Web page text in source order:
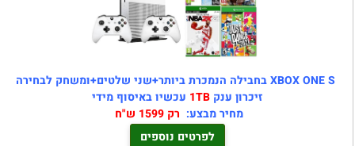
XBOX ONE S בחבילה הנמכרת ביותר+שני שלטים+ומשחק לבחירה
זיכרון ענק 1TB עכשיו באיסוף מידי
מחיר מבצע: רק 1599 ש"ח
לפרטים נוספים